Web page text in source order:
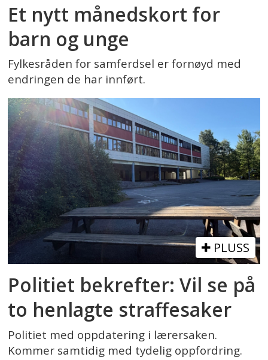
Et nytt månedskort for
barn og unge
Fylkesråden for samferdsel er fornøyd med
endringen de har innført.
PLUSS
Politiet bekrefter: Vil se på
to henlagte straffesaker
Politiet med oppdatering i lærersaken.
Kommer samtidig med tydelig oppfordring.